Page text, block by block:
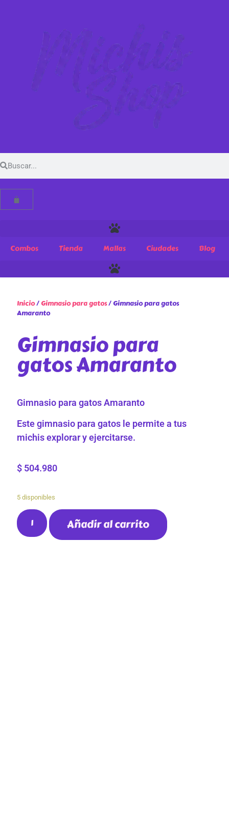
Combos Tienda Mallas Ciudades Blog
Inicio/Gimnasio para gatos/ Gimnasio para gatos
Amaranto
Gimnasio para
gatos Amaranto
Gimnasio para gatos Amaranto
Este gimnasio para gatos le permite a tus
michis explorar y ejercitarse.
$ 504.980
5 disponibles
Añadir al carrito